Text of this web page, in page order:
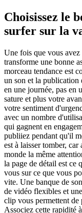
Choisissez le
surfer sur la
Une fois que vous
transforme une bonne
morceau tendance est
un son et la publication
en une journée, pas en
sature et plus votre
votre sentiment
avec un nombre
qui gagnent en
publiiez pendant qu'il
est à laisser tomber,
monde la même
la page de détail est
vous sur ce que vous
vite. Une banque de
de vidéo flexibles et
clip vous permettent de
Associez cette rapidité